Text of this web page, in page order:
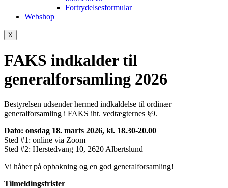
Fortrydelsesformular
Webshop
X
FAKS indkalder til
generalforsamling 2026
Bestyrelsen udsender hermed indkaldelse til ordinær
generalforsamling i FAKS iht. vedtægternes §9.
Dato: onsdag 18. marts 2026, kl. 18.30-20.00
Sted #1: online via Zoom
Sted #2: Herstedvang 10, 2620 Albertslund
Vi håber på opbakning og en god generalforsamling!
Tilmeldingsfrister